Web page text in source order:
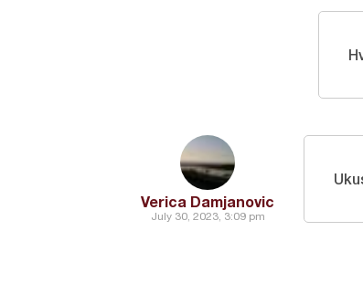
Verica Damjanovic
July 30, 2023, 3:09 pm